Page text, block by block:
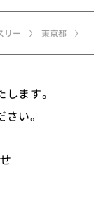
リー 東京都
ます。
い。